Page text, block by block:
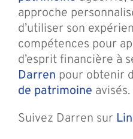
approche
d’utiliser son
compétences pour
d’esprit financière à
Darren pour obtenir
de patrimoine avisés.
Suivez Darren sur